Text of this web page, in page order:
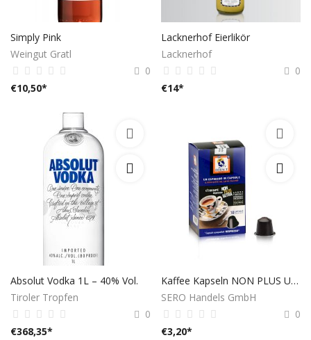
Simply Pink
Weingut Gratl
0
€10,50*
Lacknerhof Eierlikör
Lacknerhof
0
€14*
Absolut Vodka 1L – 40% Vol.
Tiroler Tropfen
0
€368,35*
Kaffee Kapseln NON PLUS ULTRA
SERO Handels GmbH
0
€3,20*